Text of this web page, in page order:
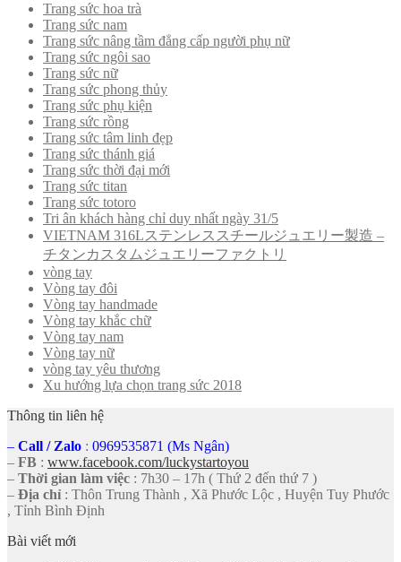
Trang sức hoa trà
Trang sức nam
Trang sức nâng tầm đẳng cấp người phụ nữ
Trang sức ngôi sao
Trang sức nữ
Trang sức phong thủy
Trang sức phụ kiện
Trang sức rồng
Trang sức tâm linh đẹp
Trang sức thánh giá
Trang sức thời đại mới
Trang sức titan
Trang sức totoro
Tri ân khách hàng chỉ duy nhất ngày 31/5
VIETNAM 316Lステンレススチールジュエリー製造 –
チタンカスタムジュエリーファクトリ
vòng tay
Vòng tay đôi
Vòng tay handmade
Vòng tay khắc chữ
Vòng tay nam
Vòng tay nữ
vòng tay yêu thương
Xu hướng lựa chọn trang sức 2018
Thông tin liên hệ
– Call / Zalo : 0969535871 (Ms Ngân)
– FB : www.facebook.com/luckystartoyou
– Thời gian làm việc : 7h30 – 17h ( Thứ 2 đến thứ 7 )
– Địa chỉ : Thôn Trung Thành , Xã Phước Lộc , Huyện Tuy Phước
, Tỉnh Bình Định
Bài viết mới